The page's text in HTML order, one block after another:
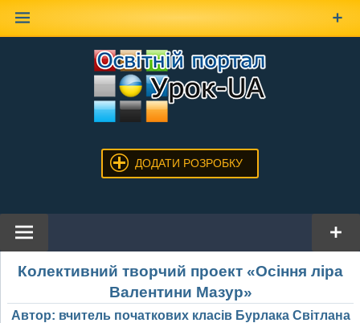
ДОДАТИ РОЗРОБКУ
Колективний творчий проект «Осіння ліра
Валентини Мазур»
Автор: вчитель початкових класів Бурлака Світлана